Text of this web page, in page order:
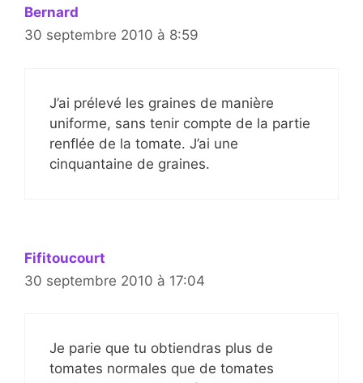
Bernard
30 septembre 2010 à 8:59
J’ai prélevé les graines de manière
uniforme, sans tenir compte de la partie
renflée de la tomate. J’ai une
cinquantaine de graines.
Fifitoucourt
30 septembre 2010 à 17:04
Je parie que tu obtiendras plus de
tomates normales que de tomates